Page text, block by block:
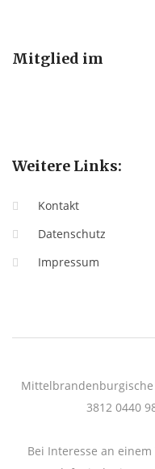
Mitglied im
Weitere Links:
Kontakt
Datenschutz
Impressum
Mittelbrandenburgische
3812 0440
Bei Interesse an